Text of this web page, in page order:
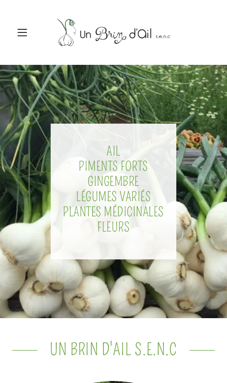
AIL
PIMENTS FORTS
GINGEMBRE
LÉGUMES VARIÉS
PLANTES MÉDICINALES
FLEURS
UN BRIN D'AIL S.E.N.C